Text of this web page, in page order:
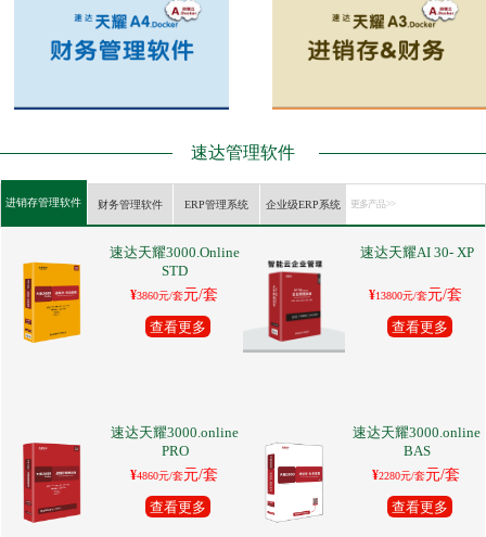
速达管理软件
进销存管理软件 财务管理软件 ERP管理系统 企业级ERP系统 更多产品 >>
速达天耀3000.Online
STD
¥3860元/套元/套
查看更多
速达天耀AI 30- XP
¥13800元/套元/套
查看更多
速达天耀3000.online
PRO
¥4860元/套元/套
查看更多
速达天耀3000.online
BAS
¥2280元/套元/套
查看更多